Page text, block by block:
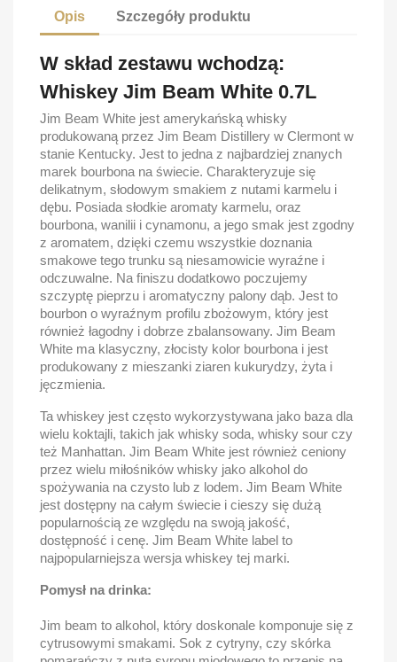
Opis Szczegóły produktu
W skład zestawu wchodzą:
Whiskey Jim Beam White 0.7L
Jim Beam White jest amerykańską whisky
produkowaną przez Jim Beam Distillery w Clermont w
stanie Kentucky. Jest to jedna z najbardziej znanych
marek bourbona na świecie. Charakteryzuje się
delikatnym, słodowym smakiem z nutami karmelu i
dębu. Posiada słodkie aromaty karmelu, oraz
bourbona, wanilii i cynamonu, a jego smak jest zgodny
z aromatem, dzięki czemu wszystkie doznania
smakowe tego trunku są niesamowicie wyraźne i
odczuwalne. Na finiszu dodatkowo poczujemy
szczyptę pieprzu i aromatyczny palony dąb. Jest to
bourbon o wyraźnym profilu zbożowym, który jest
również łagodny i dobrze zbalansowany. Jim Beam
White ma klasyczny, złocisty kolor bourbona i jest
produkowany z mieszanki ziaren kukurydzy, żyta i
jęczmienia.
Ta whiskey jest często wykorzystywana jako baza dla
wielu koktajli, takich jak whisky soda, whisky sour czy
też Manhattan. Jim Beam White jest również ceniony
przez wielu miłośników whisky jako alkohol do
spożywania na czysto lub z lodem. Jim Beam White
jest dostępny na całym świecie i cieszy się dużą
popularnością ze względu na swoją jakość,
dostępność i cenę. Jim Beam White label to
najpopularniejsza wersja whiskey tej marki.
Pomysł na drinka:
Jim beam to alkohol, który doskonale komponuje się z
cytrusowymi smakami. Sok z cytryny, czy skórka